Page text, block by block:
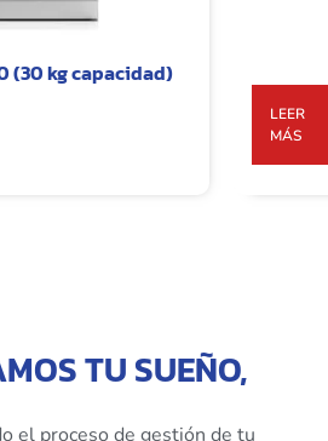
(30 kg capacidad)
LEER
MÁS
TU SUEÑO,
el proceso de gestión de tu